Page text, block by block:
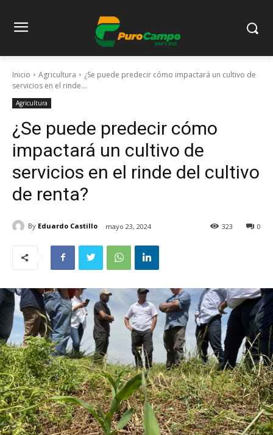
Inicio Agricultura
¿Se puede predecir cómo impactará un cultivo de
servicios en el rinde...
Agricultura
¿Se puede predecir cómo
impactará un cultivo de
servicios en el rinde del cultivo
de renta?
By Eduardo Castillo mayo 23, 2024 0
323